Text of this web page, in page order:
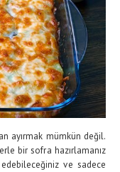
ayırmak mümkün değil.
bir sofra hazırlamanız
ve sadece